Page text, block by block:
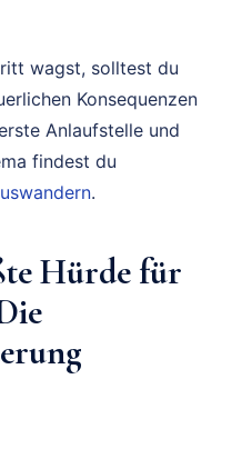
wagst, solltest du
Konsequenzen
Anlaufstelle und
findest du
.
Hürde für